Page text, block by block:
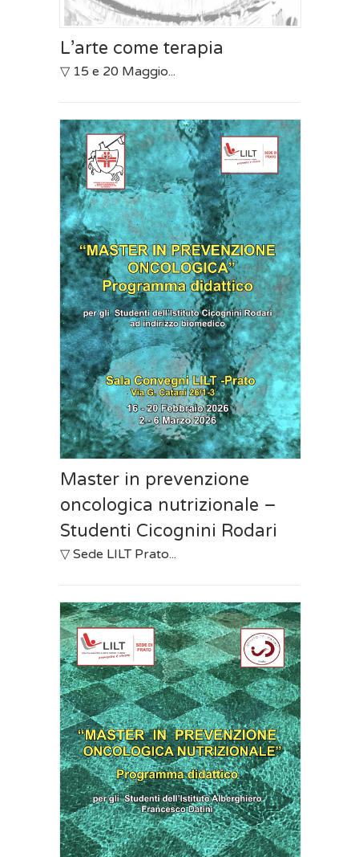
L’arte come terapia
▽ 15 e 20 Maggio...
Master in prevenzione
oncologica nutrizionale –
Studenti Cicognini Rodari
▽ Sede LILT Prato...